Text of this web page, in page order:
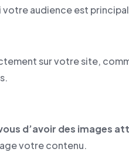
audience est
sur votre site,
d’avoir des images
votre contenu.